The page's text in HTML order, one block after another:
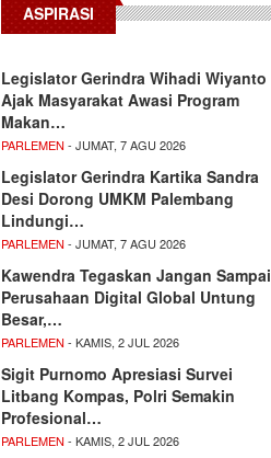
ASPIRASI
Legislator Gerindra Wihadi Wiyanto
Ajak Masyarakat Awasi Program
Makan…
PARLEMEN - JUMAT, 7 AGU 2026
Legislator Gerindra Kartika Sandra
Desi Dorong UMKM Palembang
Lindungi…
PARLEMEN - JUMAT, 7 AGU 2026
Kawendra Tegaskan Jangan Sampai
Perusahaan Digital Global Untung
Besar,…
PARLEMEN - KAMIS, 2 JUL 2026
Sigit Purnomo Apresiasi Survei
Litbang Kompas, Polri Semakin
Profesional…
PARLEMEN - KAMIS, 2 JUL 2026